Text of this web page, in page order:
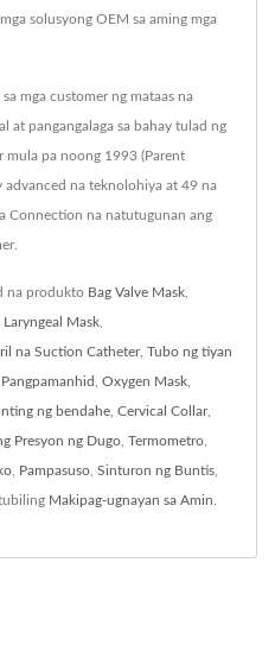
solusyong OEM sa aming mga
mga customer ng mataas na
at pangangalaga sa bahay tulad ng
mula pa noong 1993 (Parent
advanced na teknolohiya at 49 na
Connection na natutugunan ang
na produkto Bag Valve Mask
Laryngeal Mask
na Suction Catheter, Tubo ng tiyan
Oxygen Mask
ng bendahe Cervical Collar,
Presyon ng Dugo Termometro
Pampasuso Sinturon ng Buntis
Makipag-ugnayan sa Amin